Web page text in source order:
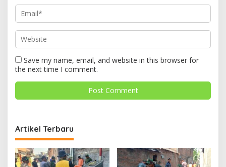
Save my name, email, and website in this browser for
the next time I comment.
Artikel Terbaru